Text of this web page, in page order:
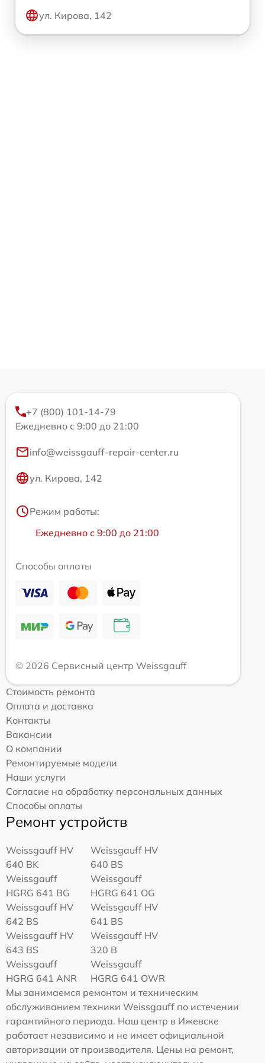
ул. Кирова, 142
+7 (800) 101-14-79
Ежедневно с 9:00 до 21:00
info@weissgauff-repair-center.ru
ул. Кирова, 142
Режим работы:
Ежедневно с 9:00 до 21:00
Способы оплаты
© 2026 Сервисный центр Weissgauff
Стоимость ремонта
Оплата и доставка
Контакты
Вакансии
О компании
Ремонтируемые модели
Наши услуги
Согласие на обработку персональных данных
Способы оплаты
Ремонт устройств
Weissgauff HV
640 BK
Weissgauff HV
640 BS
Weissgauff
HGRG 641 BG
Weissgauff
HGRG 641 OG
Weissgauff HV
642 BS
Weissgauff HV
641 BS
Weissgauff HV
643 BS
Weissgauff HV
320 B
Weissgauff
HGRG 641 ANR
Weissgauff
HGRG 641 OWR
Мы занимаемся ремонтом и техническим
обслуживанием техники Weissgauff по истечении
гарантийного периода. Наш центр в Ижевске
работает независимо и не имеет официальной
авторизации от производителя. Цены на ремонт,